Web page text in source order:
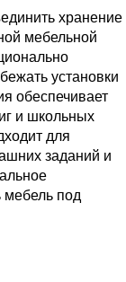
хранение
мебельной
установки
обеспечивает
и школьных
для
заданий и
мебель под